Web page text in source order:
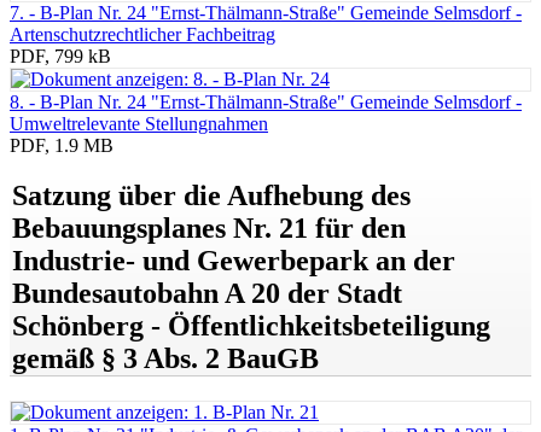
7. - B-Plan Nr. 24 "Ernst-Thälmann-Straße" Gemeinde Selmsdorf -
Artenschutzrechtlicher Fachbeitrag
PDF, 799 kB
8. - B-Plan Nr. 24 "Ernst-Thälmann-Straße" Gemeinde Selmsdorf -
Umweltrelevante Stellungnahmen
PDF, 1.9 MB
Satzung über die Aufhebung des
Bebauungsplanes Nr. 21 für den
Industrie- und Gewerbepark an der
Bundesautobahn A 20 der Stadt
Schönberg - Öffentlichkeitsbeteiligung
gemäß § 3 Abs. 2 BauGB